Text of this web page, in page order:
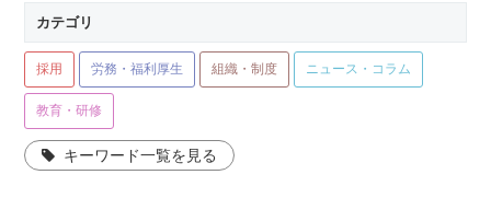
カテゴリ
採用 労務・福利厚生 組織・制度 ニュース・コラム
教育・研修
キーワード一覧を見る